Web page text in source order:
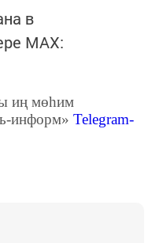
в
MАХ:
иң мөһим
информ» Telegram-